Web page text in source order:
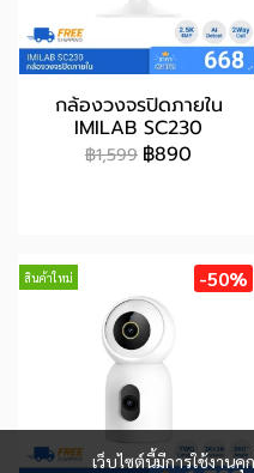
กล้องวงจรปิดภายใน
IMILAB SC230
฿1,599 ฿890
สินค้าใหม่ -50%
เว็บไซต์นี้มีการใช้งาน